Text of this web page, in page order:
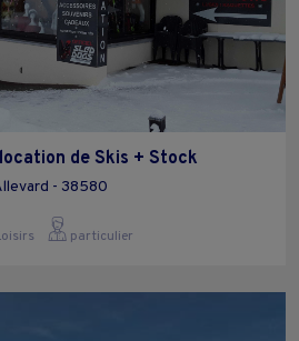
de Skis + Stock
- 38580
particulier